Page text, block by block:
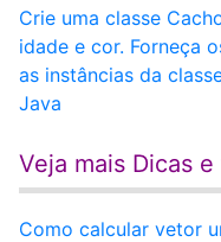
Crie uma classe
idade e cor. Forneça
as instâncias da
Java
Veja mais Dicas
Como calcular vetor